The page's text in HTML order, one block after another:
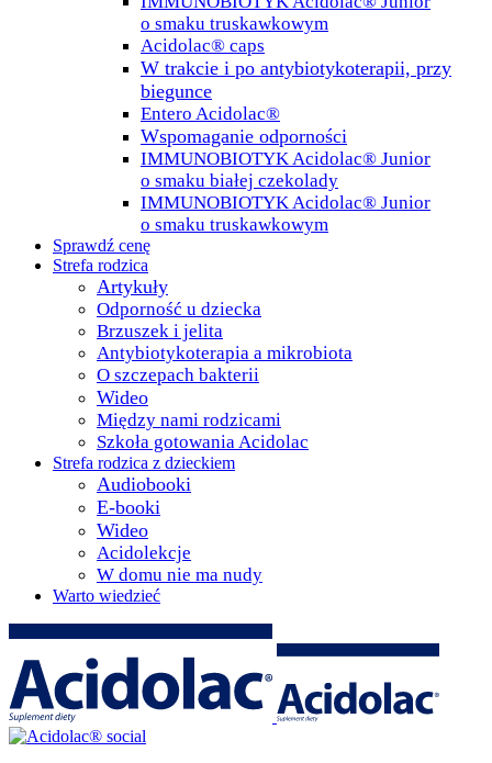
o smaku truskawkowym
Acidolac® caps
W trakcie i po antybiotykoterapii, przy
biegunce
Entero Acidolac®
Wspomaganie odporności
IMMUNOBIOTYK Acidolac® Junior
o smaku białej czekolady
IMMUNOBIOTYK Acidolac® Junior
o smaku truskawkowym
Sprawdź cenę
Strefa rodzica
Artykuły
Odporność u dziecka
Brzuszek i jelita
Antybiotykoterapia a mikrobiota
O szczepach bakterii
Wideo
Między nami rodzicami
Szkoła gotowania Acidolac
Strefa rodzica z dzieckiem
Audiobooki
E-booki
Wideo
Acidolekcje
W domu nie ma nudy
Warto wiedzieć